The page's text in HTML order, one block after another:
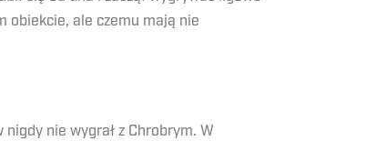
obiekcie, ale czemu mają nie
nie wygrał z Chrobrym. W